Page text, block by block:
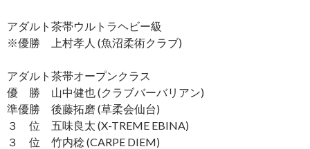
アダルト茶帯ウルトラヘビー級
※優勝 上村孝人 (魚沼柔術クラブ)
アダルト茶帯オープンクラス
優 勝 山中健也 (クラブバーバリアン)
準優勝 後藤拓磨 (草柔会仙台)
３ 位 五味良太 (X-TREME EBINA)
３ 位 竹内稔 (CARPE DIEM)